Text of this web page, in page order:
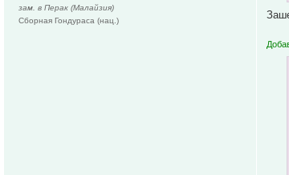
зам. в Перак (Малайзия)
Сборная Гондураса (нац.)